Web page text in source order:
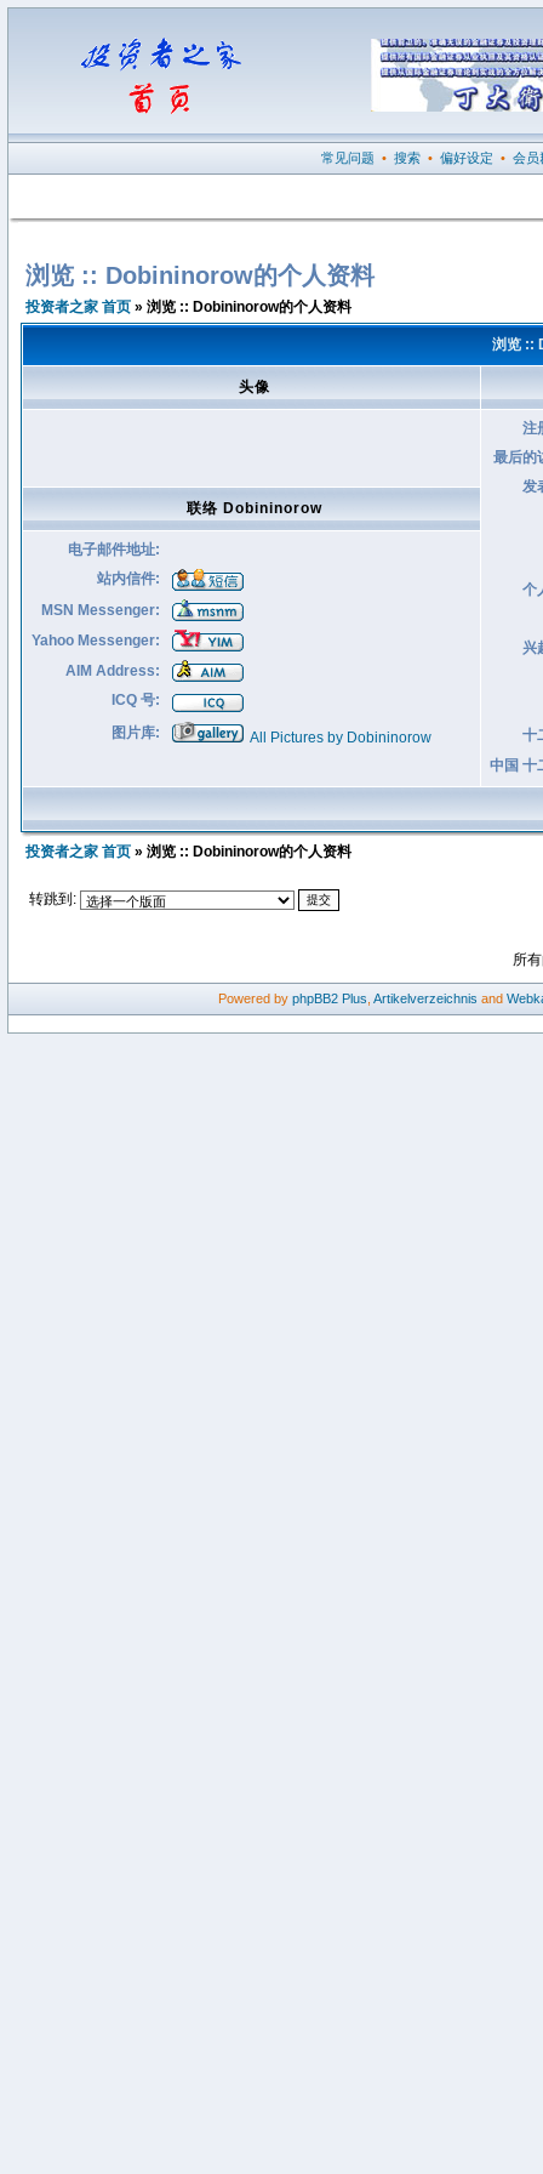
常见问题 • 搜索 • 偏好设定 • 会员
浏览 :: Dobininorow的个人资料
投资者之家 首页 » 浏览 :: Dobininorow的个人资料
浏览 ::
头像
注
最后的
发
个
兴
十
中国 十
联络 Dobininorow
电子邮件地址:
站内信件:
MSN Messenger:
Yahoo Messenger:
AIM Address:
ICQ 号:
图片库:
All Pictures by Dobininorow
投资者之家 首页 » 浏览 :: Dobininorow的个人资料
转跳到:
所
Powered by phpBB2 Plus Artikelverzeichnis and